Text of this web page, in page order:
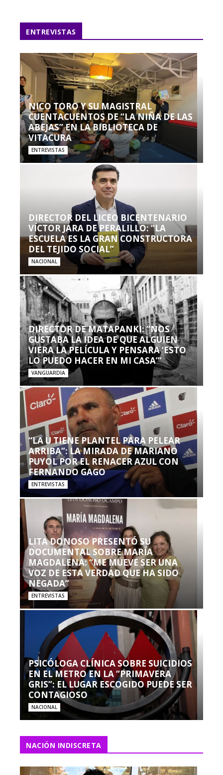
ENTREVISTAS
NICO TORO Y SU MAGISTRAL
CUENTACUENTOS DE “LA NIÑA DE LAS
ABEJAS” EN LA BIBLIOTECA DE
VITACURA
ENTREVISTAS
DIRECTOR DEL LICEO BICENTENARIO
VÍCTOR JARA DE PERALILLO: “LA
ESCUELA ES LA GRAN CONSTRUCTORA
DEL TEJIDO SOCIAL”
NACIONAL
DIRECTOR DE MATAPANKI: “NOS
GUSTABA LA IDEA DE QUE ALGUIEN
VIERA LA PELÍCULA Y PENSARA ‘ESTO
LO PUEDO HACER EN MI CASA’”
VANGUARDIA
“LA U TIENE PLANTEL PARA PELEAR
ARRIBA”: LA MIRADA DE MARIANO
PUYOL POR EL RENACER AZUL CON
FERNANDO GAGO
ENTREVISTAS
LITA DONOSO PRESENTÓ SU
DOCUMENTAL SOBRE MARÍA
MAGDALENA: “ME MUEVE SER UNA
VOZ DE ESTA VERDAD QUE HA SIDO
NEGADA”
ENTREVISTAS
PSICÓLOGA CLÍNICA SOBRE SUICIDIOS
EN EL METRO EN LA “PRIMAVERA
GRIS”: EL LUGAR ESCOGIDO PUEDE SER
CONTAGIOSO
NACIONAL
NACIÓN INDISCRETA